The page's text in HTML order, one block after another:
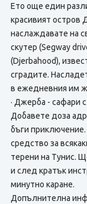
Ето още един
красивият остров
наслаждавате на
скутер (Segway
(Djerbahood),
сградите.
в ежедневния им
· Джерба - сафари
Добавете доза
бъги
средство за
терени на Тунис.
и след кратък
минутно каране.
Допълнителна